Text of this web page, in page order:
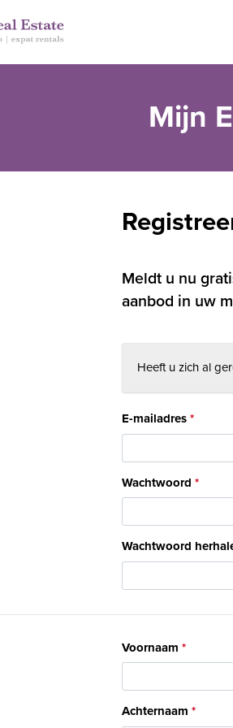
Mijn
Meldt u nu
aanbod in uw
Heeft u zich al
E-mailadres
Wachtwoord
Wachtwoord
Voornaam
Achternaam